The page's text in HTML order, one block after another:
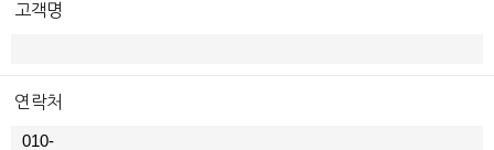
고객명
연락처